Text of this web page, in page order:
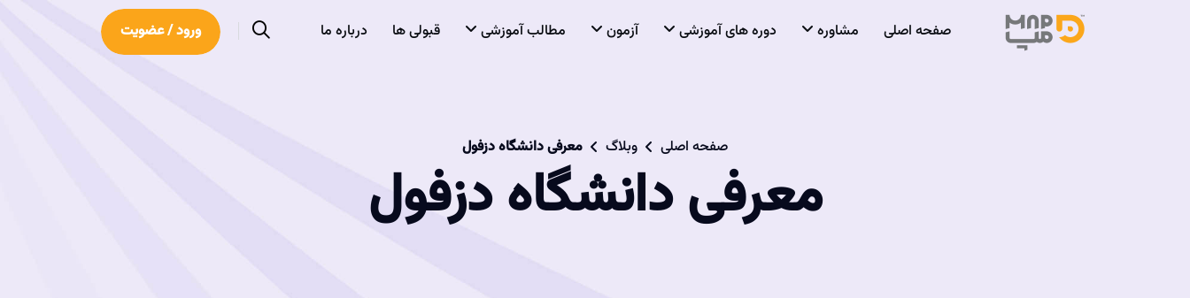
صفحه اصلی مشاوره دوره های آموزشی آزمون مطالب آموزشی قبولی ها درباره ما ورود / عضویت
صفحه اصلی وبلاگ معرفی دانشگاه دزفول
معرفی دانشگاه دزفول